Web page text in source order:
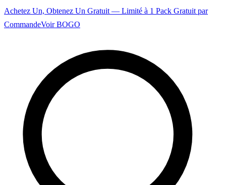
Achetez Un, Obtenez Un Gratuit — Limité à 1 Pack Gratuit par
CommandeVoir BOGO